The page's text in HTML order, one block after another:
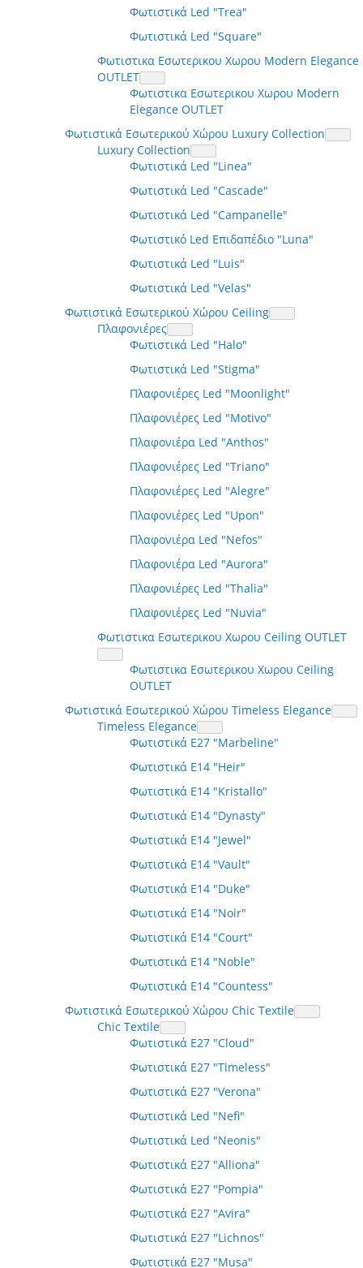
Φωτιστικά Led "Trea"
Φωτιστικά Led "Square"
Φωτιστικα Εσωτερικου Χωρου Modern Elegance
OUTLET
Φωτιστικα Εσωτερικου Χωρου Modern
Elegance OUTLET
Φωτιστικά Εσωτερικού Χώρου Luxury Collection
Luxury Collection
Φωτιστικά Led "Linea"
Φωτιστικά Led "Cascade"
Φωτιστικά Led "Campanelle"
Φωτιστικό Led Επιδαπέδιο "Luna"
Φωτιστικά Led "Luis"
Φωτιστικά Led "Velas"
Φωτιστικά Εσωτερικού Χώρου Ceiling
Πλαφονιέρες
Φωτιστικά Led "Halo"
Φωτιστικά Led "Stigma"
Πλαφονιέρες Led "Moonlight"
Πλαφονιέρες Led "Motivo"
Πλαφονιέρα Led "Anthos"
Πλαφονιέρες Led "Triano"
Πλαφονιέρες Led "Alegre"
Πλαφονιέρες Led "Upon"
Πλαφονιέρα Led "Nefos"
Πλαφονιέρα Led "Aurora"
Πλαφονιέρες Led "Thalia"
Πλαφονιέρες Led "Nuvia"
Φωτιστικα Εσωτερικου Χωρου Ceiling OUTLET
Φωτιστικα Εσωτερικου Χωρου Ceiling
OUTLET
Φωτιστικά Εσωτερικού Χώρου Timeless Elegance
Timeless Elegance
Φωτιστικά E27 "Marbeline"
Φωτιστικά E14 "Heir"
Φωτιστικά E14 "Kristallo"
Φωτιστικά E14 "Dynasty"
Φωτιστικά E14 "Jewel"
Φωτιστικά E14 "Vault"
Φωτιστικά E14 "Duke"
Φωτιστικά E14 "Noir"
Φωτιστικά E14 "Court"
Φωτιστικά E14 "Noble"
Φωτιστικά E14 "Countess"
Φωτιστικά Εσωτερικού Χώρου Chic Textile
Chic Textile
Φωτιστικά E27 "Cloud"
Φωτιστικά E27 "Timeless"
Φωτιστικά E27 "Verona"
Φωτιστικά Led "Nefi"
Φωτιστικά Led "Neonis"
Φωτιστικά E27 "Alliona"
Φωτιστικά E27 "Pompia"
Φωτιστικά E27 "Avira"
Φωτιστικά E27 "Lichnos"
Φωτιστικά E27 "Musa"